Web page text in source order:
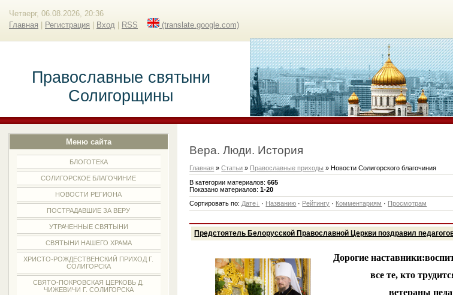
Четверг, 06.08.2026, 20:36
Главная
Регистрация Вход RSS (translate.google.com)
Православные святыни
Солигорщины
Меню сайта
БЛОГОТЕКА
СОЛИГОРСКОЕ БЛАГОЧИНИЕ
НОВОСТИ РЕГИОНА
ПОСТРАДАВШИЕ ЗА ВЕРУ
УТРАЧЕННЫЕ СВЯТЫНИ
СВЯТЫНИ НАШЕГО ХРАМА
ХРИСТО-РОЖДЕСТВЕНСКИЙ ПРИХОД Г.
СОЛИГОРСКА
СВЯТО-ПОКРОВСКАЯ ЦЕРКОВЬ Д.
ЧИЖЕВИЧИ Г. СОЛИГОРСКА
Вера. Люди. История
Главная »Статьи » Православные приходы » Новости Солигорского благочиния
В категории материалов:665
Показано материалов:1-20
Сортировать по: Дате · Названию · Рейтингу · Комментариям · Просмотрам
Предстоятель Белорусской Православной Церкви поздравил
Дорогие
все те, кто
ветераны